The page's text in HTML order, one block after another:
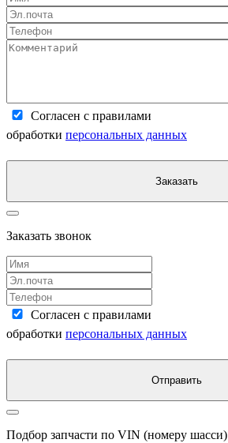
Согласен с правилами
обработки персональных данных
Заказать
Заказать звонок
Согласен с правилами
обработки персональных данных
Отправить
Подбор запчасти по VIN (номеру шасси)